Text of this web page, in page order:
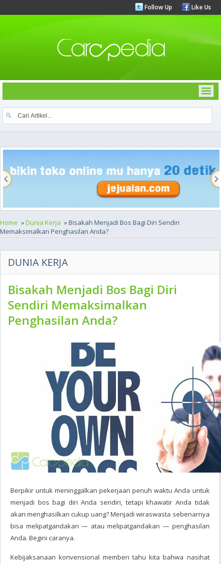
Follow Up Like Us
Home »Dunia Kerja » Bisakah Menjadi Bos Bagi Diri Sendiri
Memaksimalkan Penghasilan Anda?
DUNIA KERJA
Bisakah Menjadi Bos Bagi Diri
Sendiri Memaksimalkan
Penghasilan Anda?
Berpikir untuk meninggalkan pekerjaan penuh waktu Anda untuk
menjadi bos bagi diri Anda sendiri, tetapi khawatir Anda tidak
akan menghasilkan cukup uang? Menjadi wiraswasta sebenarnya
bisa melipatgandakan — atau melipatgandakan — penghasilan
Anda. Begini caranya.
Kebijaksanaan konvensional memberi tahu kita bahwa nasihat